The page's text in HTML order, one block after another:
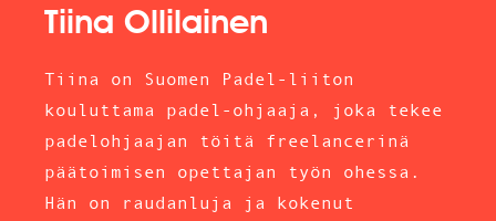
Tiina Ollilainen
Tiina on Suomen Padel-liiton
kouluttama padel-ohjaaja, joka tekee
padelohjaajan töitä freelancerinä
päätoimisen opettajan työn ohessa.
Hän on raudanluja ja kokenut